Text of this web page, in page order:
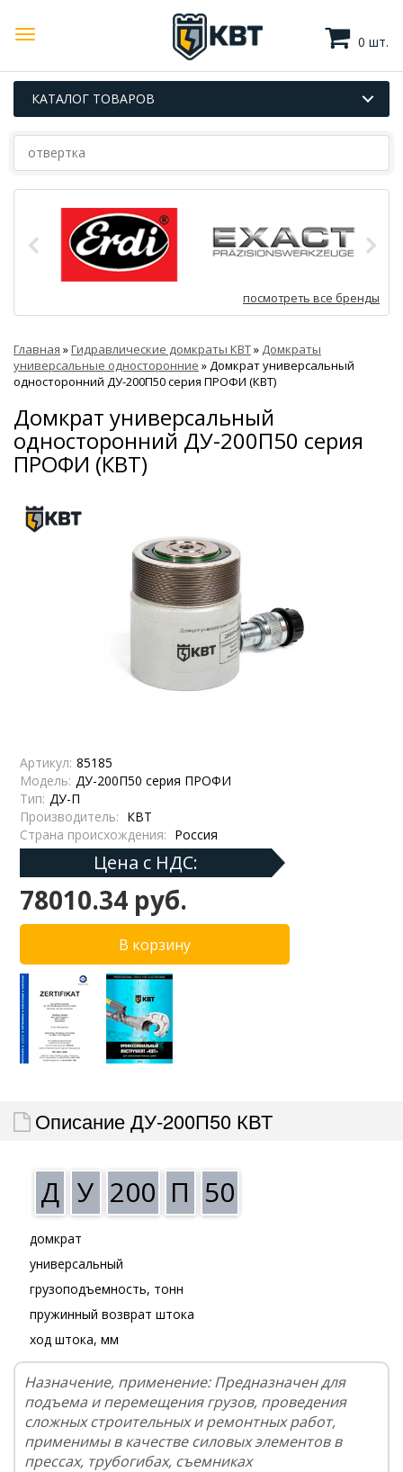
0 шт.
КАТАЛОГ ТОВАРОВ
посмотреть все бренды
Главная »Гидравлические домкраты КВТ» Домкраты
универсальные односторонние » Домкрат универсальный
односторонний ДУ-200П50 серия ПРОФИ (КВТ)
Домкрат универсальный
односторонний ДУ-200П50 серия
ПРОФИ (КВТ)
Артикул: 85185
Модель: ДУ-200П50 серия ПРОФИ
Тип: ДУ-П
Производитель: КВТ
Страна происхождения: Россия
Цена с НДС:
78010.34 руб.
Описание ДУ-200П50 КВТ
Д У 200 П 50
домкрат
универсальный
грузоподъемность, тонн
пружинный возврат штока
ход штока, мм
Назначение, применение: Предназначен для
подъема и перемещения грузов, проведения
сложных строительных и ремонтных работ,
применимы в качестве силовых элементов в
прессах, трубогибах, съемниках